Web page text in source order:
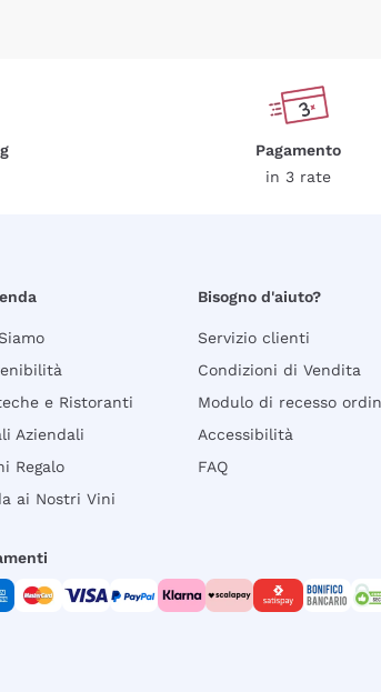
Pagamento
in 3 rate
e Ristoranti
Aziendali
Regalo
ai Nostri Vini
Bisogno d'aiuto?
Servizio clienti
Condizioni di Vendita
Modulo di recesso
Accessibilità
FAQ